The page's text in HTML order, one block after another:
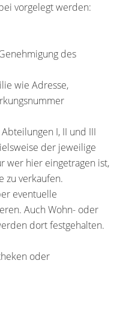
vorgelegt werden:
des
wie Adresse,
I, II und III
der jeweilige
wer hier eingetragen ist,
zu verkaufen.
eventuelle
Auch Wohn- oder
dort festgehalten.
oder